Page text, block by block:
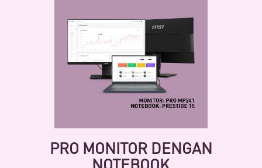
PRO MONITOR DENGAN